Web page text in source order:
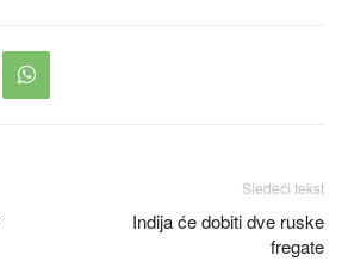
Sledeći tekst
Indija će dobiti dve ruske
fregate